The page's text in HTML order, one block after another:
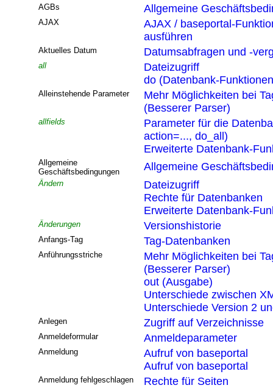
AGBs Allgemeine
AJAX
AJAX / baseportal-
ausführen
Aktuelles Datum Datumsabfragen und -
all
Dateizugriff
do (Datenbank-
Alleinstehende Parameter
Mehr Möglichkeiten bei
(Besserer Parser)
allfields
Parameter für die
action=..., do_all)
Erweiterte Datenbank-
Allgemeine
Geschäftsbedingungen
Allgemeine
Ändern
Dateizugriff
Rechte für Datenbanken
Erweiterte Datenbank-
Änderungen Versionshistorie
Anfangs-Tag Tag-Datenbanken
Anführungsstriche
Mehr Möglichkeiten bei
(Besserer Parser)
out (Ausgabe)
Unterschiede zwischen
Unterschiede Version 2
Anlegen Zugriff auf Verzeichnisse
Anmeldeformular Anmeldeparameter
Anmeldung
Aufruf von baseportal
Aufruf von baseportal
Anmeldung fehlgeschlagen Rechte für Seiten